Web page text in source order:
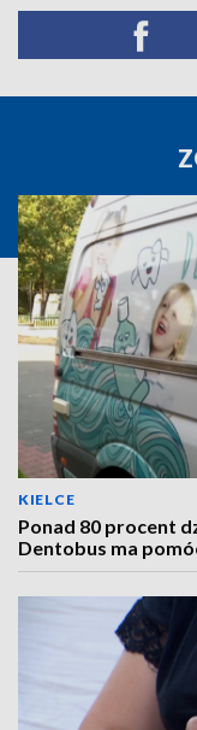
KIELCE
Ponad 80 procent
Dentobus ma